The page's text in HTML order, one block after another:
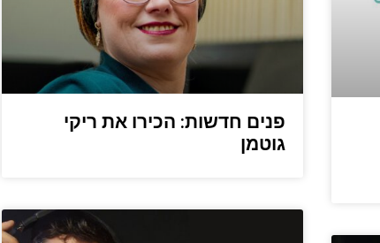
פנים חדשות: הכירו את ריקי
גוטמן